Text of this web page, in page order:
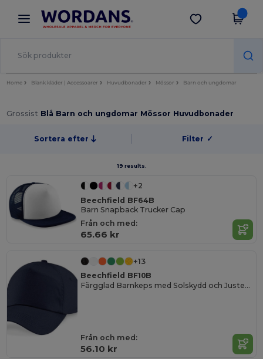
× Wordans-app
Bättre priser i appen!
Hämta app
Home Blank kläder | Accessoarer Huvudbonader Mössor Barn och ungdomar
Grossist Blå Barn och ungdomar Mössor Huvudbonader
Sortera efter Filter ✓
19 results.
+2
Beechfield BF64B
Barn Snapback Trucker Cap
Från och med:
65.66 kr
+13
Beechfield BF10B
Färgglad Barnkeps med Solskydd och Justerbar Passform
Från och med:
56.10 kr